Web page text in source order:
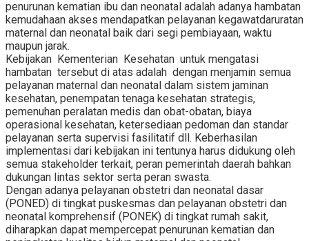
penurunan kematian ibu dan neonatal adalah adanya hambatan
kemudahaan akses mendapatkan pelayanan kegawatdaruratan
maternal dan neonatal baik dari segi pembiayaan, waktu
maupun jarak.
Kebijakan Kementerian Kesehatan untuk mengatasi
hambatan tersebut di atas adalah dengan menjamin semua
pelayanan maternal dan neonatal dalam sistem jaminan
kesehatan, penempatan tenaga kesehatan strategis,
pemenuhan peralatan medis dan obat-obatan, biaya
operasional kesehatan, ketersediaan pedoman dan standar
pelayanan serta supervisi fasilitatif dll. Keberhasilan
implementasi dari kebijakan ini tentunya harus didukung oleh
semua stakeholder terkait, peran pemerintah daerah bahkan
dukungan lintas sektor serta peran swasta.
Dengan adanya pelayanan obstetri dan neonatal dasar
(PONED) di tingkat puskesmas dan pelayanan obstetri dan
neonatal komprehensif (PONEK) di tingkat rumah sakit,
diharapkan dapat mempercepat penurunan kematian dan